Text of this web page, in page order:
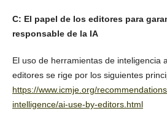
C: El papel de los editores para
responsable de la IA
El uso de herramientas de inteligencia
editores se rige por los siguientes
https://www.icmje.org/
intelligence/ai-use-by-editors.html